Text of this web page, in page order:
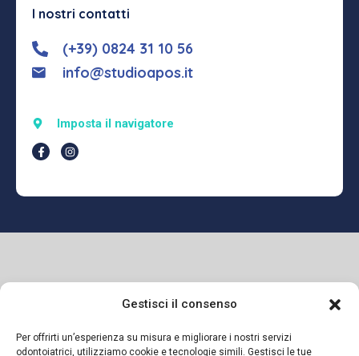
Gestisci il consenso
Per offrirti un’esperienza su misura e migliorare i nostri servizi
odontoiatrici, utilizziamo cookie e tecnologie simili. Gestisci le tue
I nostri contatti
(+39) 0824 31 10 56
info@studioapos.it
Imposta il navigatore